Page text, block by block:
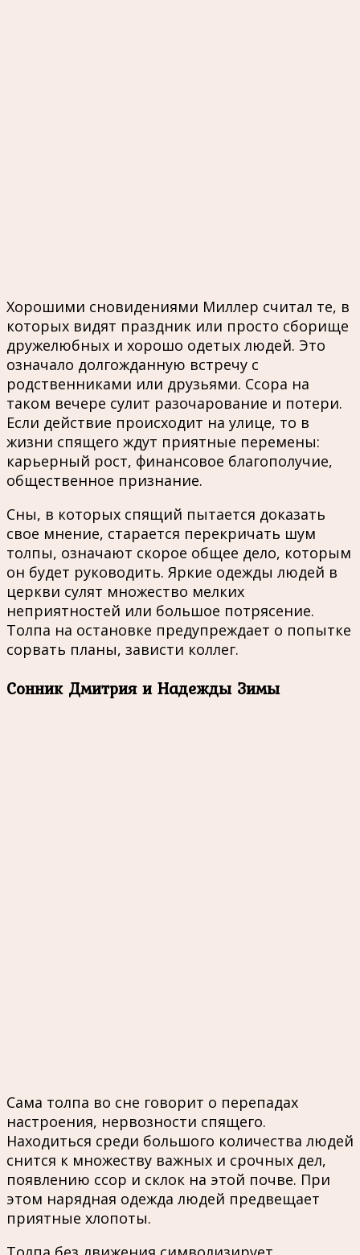
Хорошими сновидениями Миллер считал те, в
которых видят праздник или просто сборище
дружелюбных и хорошо одетых людей. Это
означало долгожданную встречу с
родственниками или друзьями. Ссора на
таком вечере сулит разочарование и потери.
Если действие происходит на улице, то в
жизни спящего ждут приятные перемены:
карьерный рост, финансовое благополучие,
общественное признание.
Сны, в которых спящий пытается доказать
свое мнение, старается перекричать шум
толпы, означают скорое общее дело, которым
он будет руководить. Яркие одежды людей в
церкви сулят множество мелких
неприятностей или большое потрясение.
Толпа на остановке предупреждает о попытке
сорвать планы, зависти коллег.
Сонник Дмитрия и Надежды Зимы
Сама толпа во сне говорит о перепадах
настроения, нервозности спящего.
Находиться среди большого количества людей
снится к множеству важных и срочных дел,
появлению ссор и склок на этой почве. При
этом нарядная одежда людей предвещает
приятные хлопоты.